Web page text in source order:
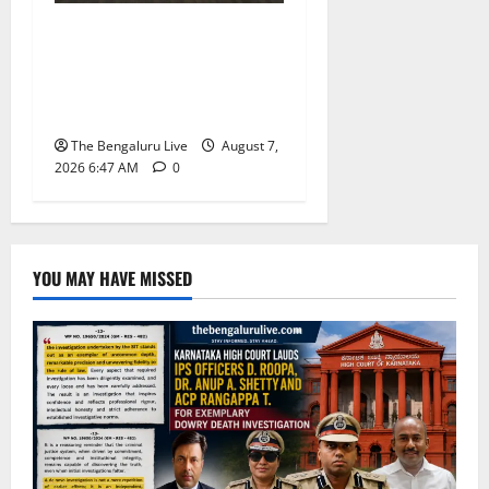
The Bengaluru Live
August 7,
2026 6:47 AM
0
YOU MAY HAVE MISSED